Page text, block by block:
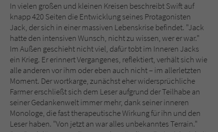
In vielen großen und kleinen Kreisen beschreibt Swift auf
knapp 420 Seiten die Entwicklung seines Protagonisten
Jack, der sich in einer massiven Lebenskrise befindet. "Jack
hatte den intensiven Wunsch, nicht zu wissen, wer er war."
Im Außen geschieht nicht viel, dafür tobt im Inneren Jacks
ein Krieg. Er erinnert Vergangenes, reflektiert, verhält sich wie
alle anderen vor ihm oder eben auch nicht – im allerletzten
Moment. Der wortkarge, zunächst eher widersprüchliche
Farmer erschließt sich dem Leser aufgrund der Teilhabe an
seiner Gedankenwelt immer mehr, dank seiner inneren
Monologe, die fast therapeutische Wirkung für ihn und den
Leser haben. "Von jetzt an war alles unbekanntes Terrain."